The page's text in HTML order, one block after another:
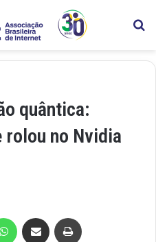
quântica:
rolou no Nvidia